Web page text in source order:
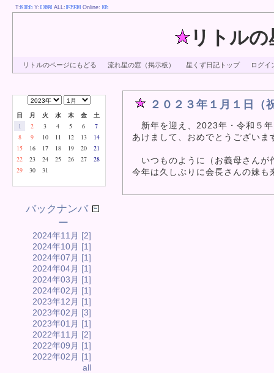
リトル
リトルのページにもどる 流れ星の窓（掲示板） 星くず日記トップ ログイ
２０２３年１月１日（
新年を迎え、2023年・令和５
あけまして、おめでとうございま
いつものように（お義母さんが
今年は久しぶりに会長さんの妹
T: Y: ALL: Online:
日 月 火 水 木 金 土
1 2 3 4 5 6
7
8
9 10 11 12 13
14
15
16 17 18 19 20
21
22
23 24 25 26 27
28
29
30 31
バックナンバ
ー
2024年11月 [2]
2024年10月 [1]
2024年07月 [1]
2024年04月 [1]
2024年03月 [1]
2024年02月 [1]
2023年12月 [1]
2023年02月 [3]
2023年01月 [1]
2022年11月 [2]
2022年09月 [1]
2022年02月 [1]
all